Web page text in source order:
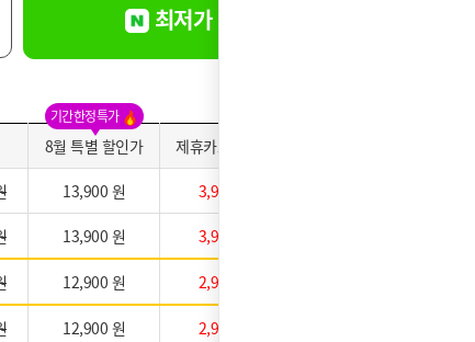
최저가 바로신청
기간한정특가
8월 특별 할인가 제휴카드 적용가
13,900 원 3,900 원
13,900 원 3,900 원
12,900 원 2,900 원
12,900 원 2,900 원